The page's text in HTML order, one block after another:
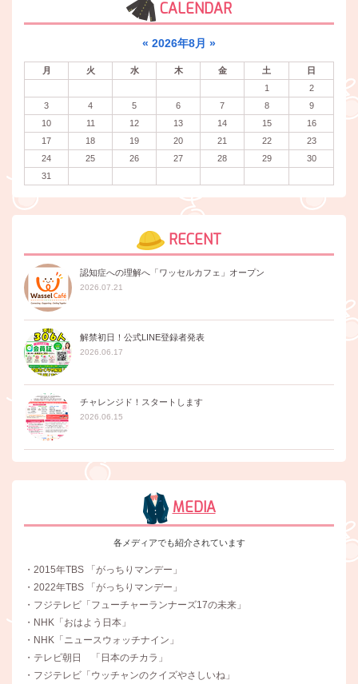
CALENDAR
« 2026年8月 »
月 火 水 木 金 土
日
1
2
3
4 5 6 7 8
9
10
11 12 13 14 15
16
17
18 19 20 21 22
23
24
25 26 27 28 29
30
31
RECENT
認知症への理解へ「ワッセルカフェ」オープン
2026.07.21
解禁初日！公式LINE登録者発表
2026.06.17
チャレンジド！スタートします
2026.06.15
MEDIA
各メディアでも紹介されています
・2015年TBS 「がっちりマンデー」
・2022年TBS 「がっちりマンデー」
・フジテレビ「フューチャーランナーズ17の未来」
・NHK「おはよう日本」
・NHK「ニュースウォッチナイン」
・テレビ朝日 「日本のチカラ」
・フジテレビ「ウッチャンのクイズやさしいね」